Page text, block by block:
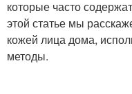
которые часто
этой статье мы
кожей лица дома,
методы.